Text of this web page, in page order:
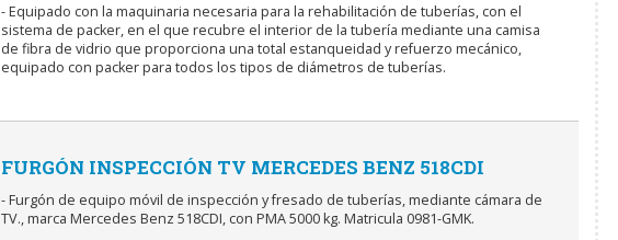
- Equipado con la maquinaria necesaria para la rehabilitación de tuberías, con el
sistema de packer, en el que recubre el interior de la tubería mediante una camisa
de fibra de vidrio que proporciona una total estanqueidad y refuerzo mecánico,
equipado con packer para todos los tipos de diámetros de tuberías.
FURGÓN INSPECCIÓN TV MERCEDES BENZ 518CDI
- Furgón de equipo móvil de inspección y fresado de tuberías, mediante cámara de
TV., marca Mercedes Benz 518CDI, con PMA 5000 kg. Matricula 0981-GMK.